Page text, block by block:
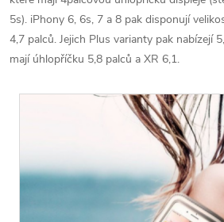
5s). iPhony 6, 6s, 7 a 8 pak disponují
4,7 palců. Jejich Plus varianty pak nabízejí
mají úhlopříčku 5,8 palců a XR 6,1.